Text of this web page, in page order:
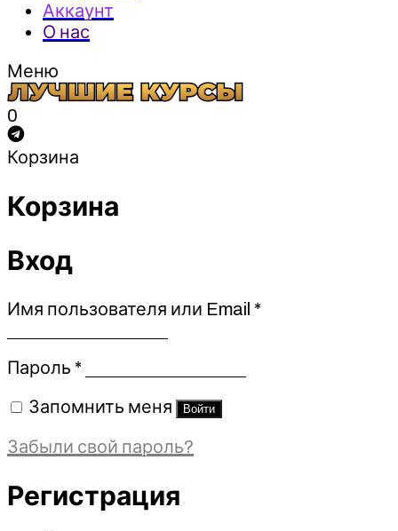
Аккаунт
О нас
Меню
0
Корзина
Корзина
Вход
Имя пользователя или Email *Обязательно
Пароль *Обязательно
Запомнить меня Войти
Забыли свой пароль?
Регистрация